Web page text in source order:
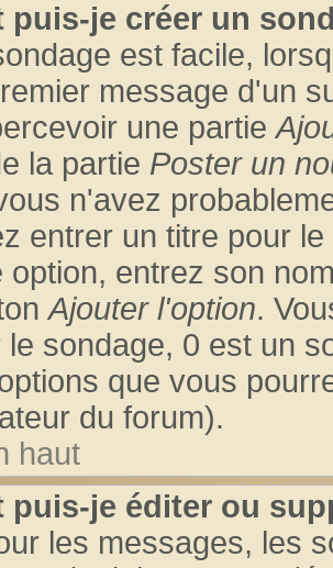
puis-je créer un
est facile,
message d'un
une partie
la partie Poster un
n'avez
entrer un titre pour
option, entrez son
Ajouter l'option.
le sondage, 0 est un
que vous
du forum).
haut
puis-je éditer ou
les messages, les